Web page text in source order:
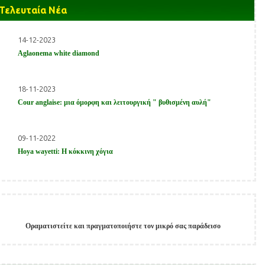
Τέλος, καλό θα ήταν εξαρχής να τοποθετηθεί σε ένα σκεύος
με βάθος τουλάχιστον 60 εκατοστά, καθώς το φυτό αυτό
έχει την τάση να ψηλώνει εύκολα και γρήγορα και να
δημοουργεί ισχυρό ριζικό σύστημα.
Νέα
14-12-2023
Aglaonema white diamond
18-11-2023
Cour anglaise: μια όμορφη και λειτουργική " βυθισμένη αυλή"
09-11-2022
Hoya wayetti: Η κόκκινη χόγια
Οραματιστείτε και πραγματοποιήστε τον μικρό σας παράδεισο